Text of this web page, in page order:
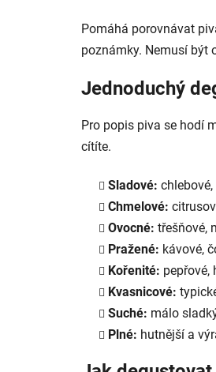
Pomáhá porovnávat
poznámky. Nemusí být
Jednoduchý
Pro popis piva se hodí
cítíte.
Sladové:
Chmelové:
Ovocné: třešňové,
Pražené: kávové,
Kořenité: pepřové,
Kvasnicové:
Suché: málo
Plné: hutnější a